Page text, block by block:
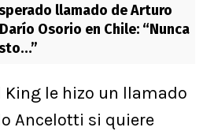
llamado de Arturo
Osorio en Chile: “Nunca
King le hizo un llamado
Ancelotti si quiere